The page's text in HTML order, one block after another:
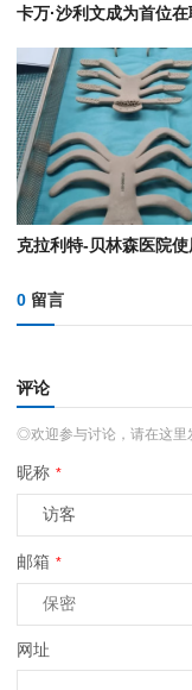
0 留言
评论
◎欢迎参与讨论，请在这里
昵称 *
邮箱 *
网址